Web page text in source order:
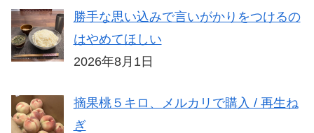
勝手な思い込みで言いがかりをつけるの
はやめてほしい
2026年8月1日
摘果桃５キロ、メルカリで購入 / 再生ね
ぎ